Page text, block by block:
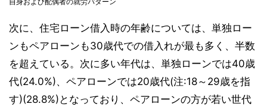
次に、住宅ローン借入時の年齢については、単独ロー
ンもペアローンも30歳代での借入れが最も多く、半数
を超えている。次に多い年代は、単独ローンでは40歳
代(24.0%)、ペアローンでは20歳代(注:18～29歳を指
す)(28.8%)となっており、ペアローンの方が若い世代